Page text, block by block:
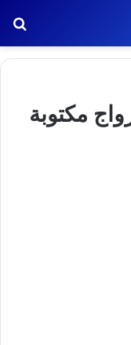
مكتوبة